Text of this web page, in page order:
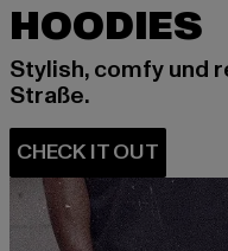
HOODIES
Stylish, comfy und
Straße.